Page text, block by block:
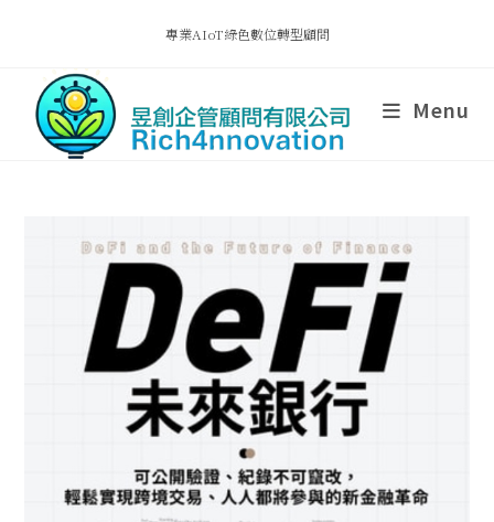
專業AIoT綠色數位轉型顧問
Menu